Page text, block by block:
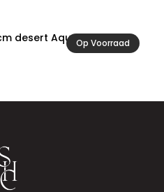
Op Voorraad
desert Aquarel